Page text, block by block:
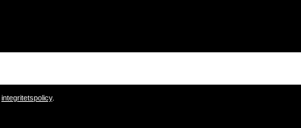
integritetspolicy.